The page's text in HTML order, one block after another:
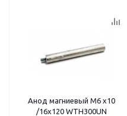
Анод магниевый М6 x10
/16x120 WTH300UN